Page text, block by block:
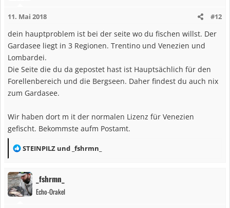
11. Mai 2018 #12
dein hauptproblem ist bei der seite wo du fischen willst. Der
Gardasee liegt in 3 Regionen. Trentino und Venezien und
Lombardei.
Die Seite die du da gepostet hast ist Hauptsächlich für den
Forellenbereich und die Bergseen. Daher findest du auch nix
zum Gardasee.
Wir haben dort m it der normalen Lizenz für Venezien
gefischt. Bekommste aufm Postamt.
R
a
k
t
STEINPILZ und _fshrmn_
_fshrmn_
Echo-Orakel